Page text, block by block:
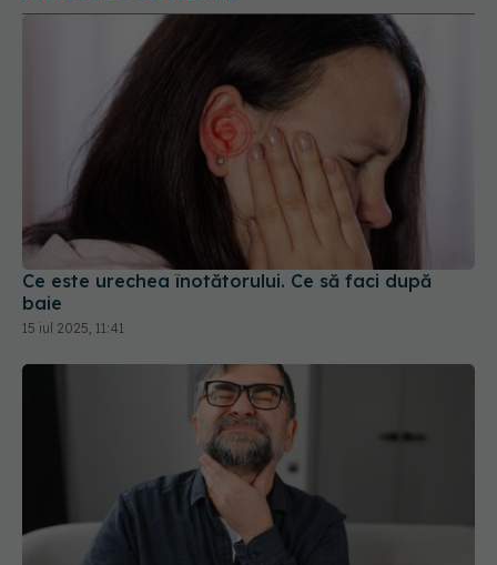
Ce este urechea înotătorului. Ce să faci după
baie
15 iul 2025, 11:41